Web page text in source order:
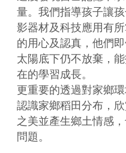
量。我們指導孩子讓
影器材及科技應用有
的用心及認真，他們
太陽底下仍不放棄，
在的學習成長。
更重要的透過對家鄉
認識家鄉稻田分布，
之美並產生鄉土情感
問題。